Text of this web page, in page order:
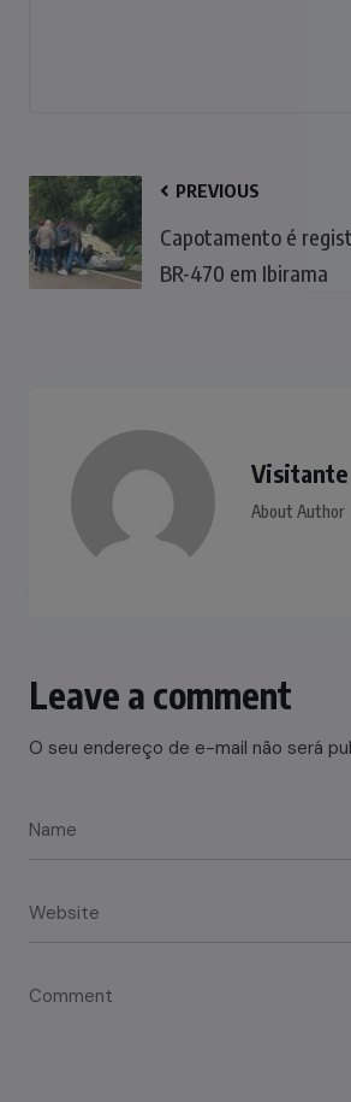
PREVIOUS
Capotamento é
BR-470 em Ibirama
Visitante
About Author
Leave a comment
O seu endereço de e-mail não será